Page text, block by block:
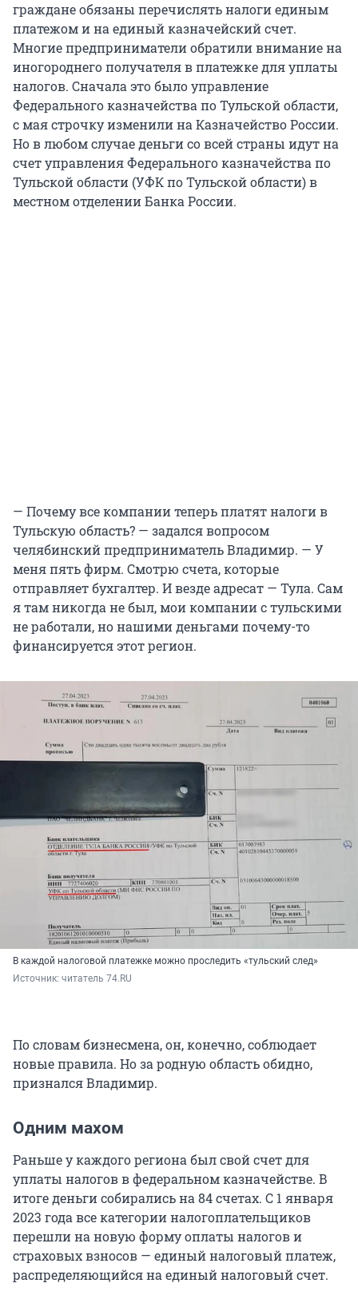
граждане обязаны перечислять налоги единым
платежом и на единый казначейский счет.
Многие предприниматели обратили внимание на
иногороднего получателя в платежке для уплаты
налогов. Сначала это было управление
Федерального казначейства по Тульской области,
с мая строчку изменили на Казначейство России.
Но в любом случае деньги со всей страны идут на
счет управления Федерального казначейства по
Тульской области (УФК по Тульской области) в
местном отделении Банка России.
— Почему все компании теперь платят налоги в
Тульскую область? — задался вопросом
челябинский предприниматель Владимир. — У
меня пять фирм. Смотрю счета, которые
отправляет бухгалтер. И везде адресат — Тула. Сам
я там никогда не был, мои компании с тульскими
не работали, но нашими деньгами почему-то
финансируется этот регион.
В каждой налоговой платежке можно проследить «тульский след»
Источник: читатель 74.RU
По словам бизнесмена, он, конечно, соблюдает
новые правила. Но за родную область обидно,
признался Владимир.
Одним махом
Раньше у каждого региона был свой счет для
уплаты налогов в федеральном казначействе. В
итоге деньги собирались на 84 счетах. С 1 января
2023 года все категории налогоплательщиков
перешли на новую форму оплаты налогов и
страховых взносов — единый налоговый платеж,
распределяющийся на единый налоговый счет.